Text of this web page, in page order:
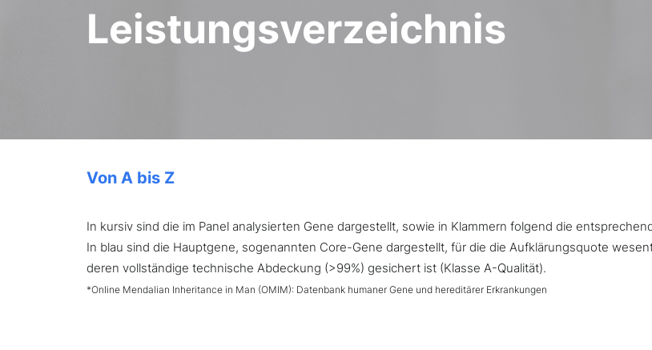
Leistungsverzeichnis
Von A bis Z
In kursiv sind die im Panel analysierten Gene dargestellt, sowie in Klammern folgend die
In blau sind die Hauptgene, sogenannten Core-Gene dargestellt, für die die Aufklärungsquote
deren vollständige technische Abdeckung (>99%) gesichert ist (Klasse A-Qualität).
*Online Mendalian Inheritance in Man (OMIM): Datenbank humaner Gene und hereditärer Erkrankungen